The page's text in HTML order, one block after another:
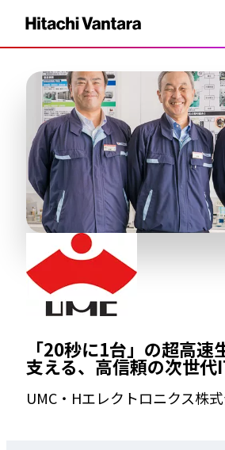
「20秒に1台」の超高速
支える、高信頼の次世代
UMC・Hエレクトロニクス株